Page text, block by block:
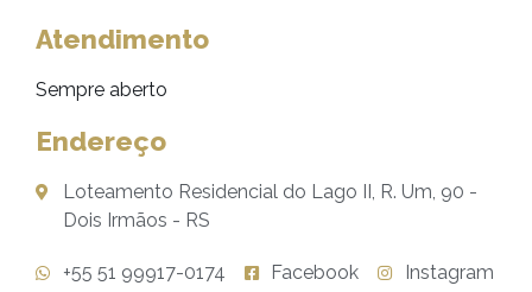
Atendimento
Sempre aberto
Endereço
Loteamento Residencial do Lago II, R. Um, 90 -
Dois Irmãos - RS
+55 51 99917-0174 Facebook
Instagram